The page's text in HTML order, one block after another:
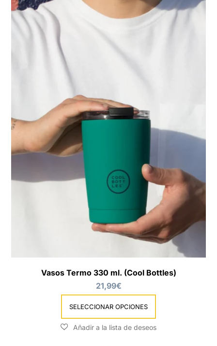
Vasos Termo 330 ml. (Cool Bottles)
21,99€
SELECCIONAR OPCIONES